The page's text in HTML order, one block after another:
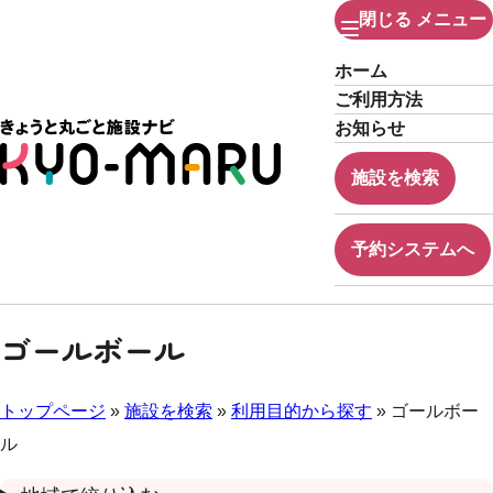
閉じる メニュー
ホーム
ご利用方法
お知らせ
施設を検索
予約システムへ
ゴールボール
トップページ » 施設を検索 » 利用目的から探す » ゴールボー
ル